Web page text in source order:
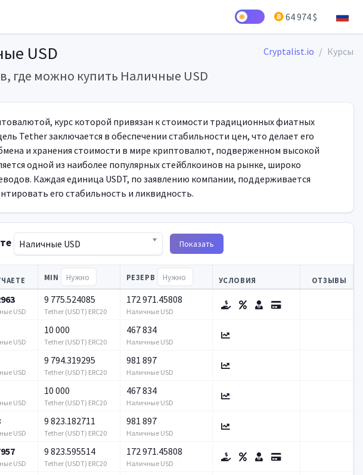
64 974 $
USD
где можно купить Наличные USD
Cryptalist.io Курсы
курс которой привязан к стоимости традиционных фиатных
Tether заключается в обеспечении стабильности цен, что делает его
и хранения стоимости в мире криптовалют, подверженном высокой
одной из наиболее популярных стейблкоинов на рынке, широко
Каждая единица USDT, по заявлению компании, поддерживается
его стабильность и ликвидность.
Наличные USD Показать
MIN РЕЗЕРВ УСЛОВИЯ ОТЗЫВЫ
USD
9 775.524085
Tether (USDT) ERC20
172 971.45808
Наличные USD
USD
10 000
Tether (USDT) ERC20
467 834
Наличные USD
USD
9 794.319295
Tether (USDT) ERC20
981 897
Наличные USD
USD
10 000
Tether (USDT) ERC20
467 834
Наличные USD
USD
9 823.182711
Tether (USDT) ERC20
981 897
Наличные USD
USD
9 823.595514
Tether (USDT) ERC20
172 971.45808
Наличные USD